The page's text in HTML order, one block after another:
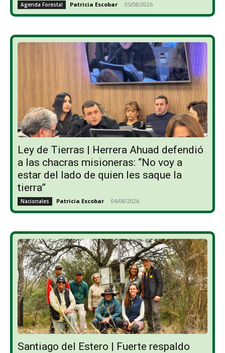
Agenda Forestal Patricia Escobar - 05/08/2026
Ley de Tierras | Herrera Ahuad defendió
a las chacras misioneras: “No voy a
estar del lado de quien les saque la
tierra”
Nacionales Patricia Escobar - 04/08/2026
Santiago del Estero | Fuerte respaldo